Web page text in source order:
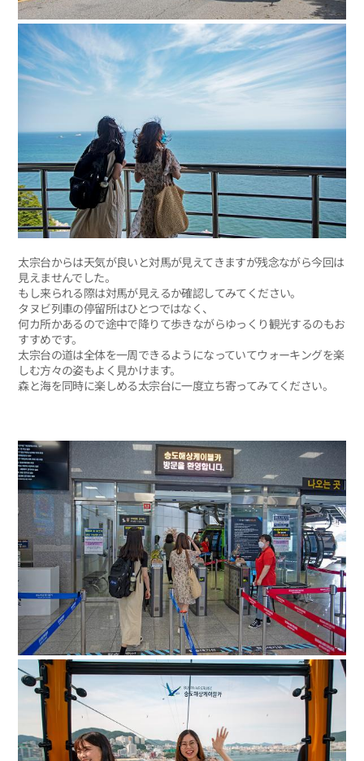
太宗台からは天気が良いと対馬が見えてきますが残念ながら今回は
見えませんでした。
もし来られる際は対馬が見えるか確認してみてください。
タヌビ列車の停留所はひとつではなく、
何カ所かあるので途中で降りて歩きながらゆっくり観光するのもお
すすめです。
太宗台の道は全体を一周できるようになっていてウォーキングを楽
しむ方々の姿もよく見かけます。
森と海を同時に楽しめる太宗台に一度立ち寄ってみてください。